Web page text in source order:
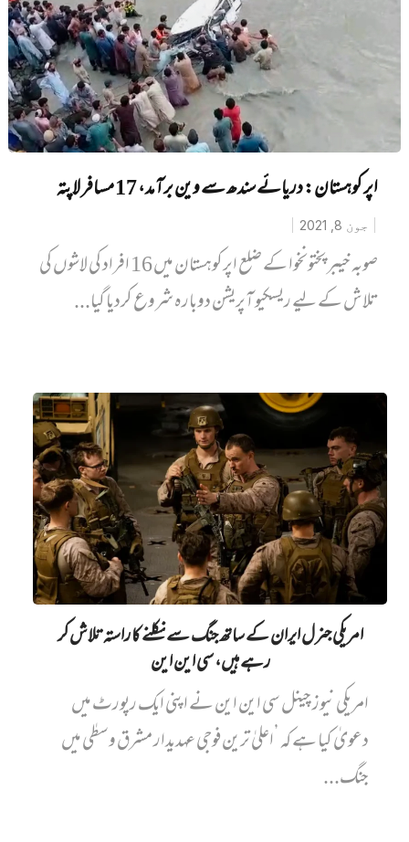
اپر کوہستان: دریائے سندھ سے وین برآمد، 17 مسافر لاپتہ
جون 8, 2021
صوبہ خیبر پختونخوا کے ضلع اپرکوہستان میں 16 افراد کی لاشوں کی
تلاش کے لیے ریسکیو آپریشن دوبارہ شروع کردیا گیا...
امریکی جنرل ایران کے ساتھ جنگ سے نکلنے کا راستہ تلاش کر
رہے ہیں، سی این این
امریکی نیوز چینل سی این این نے اپنی ایک رپورٹ میں‌
دعویٰ کیا ہے کہ ’اعلیٰ ترین فوجی عہدیدار مشرق وسطٰی میں
جنگ...